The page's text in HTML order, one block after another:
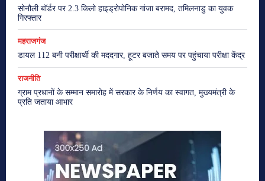
सोनौली बॉर्डर पर 2.3 किलो हाइड्रोपोनिक गांजा बरामद, तमिलनाडु का युवक
गिरफ्तार
महराजगंज
डायल 112 बनी परीक्षार्थी की मददगार, हूटर बजाते समय पर पहुंचाया परीक्षा केंद्र
राजनीति
ग्राम प्रधानों के सम्मान समारोह में सरकार के निर्णय का स्वागत, मुख्यमंत्री के
प्रति जताया आभार